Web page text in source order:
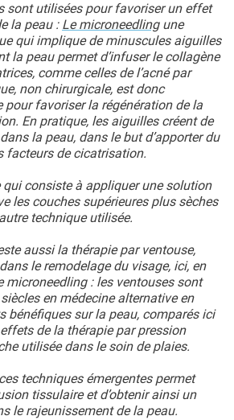
sont utilisées pour favoriser un effet
la peau : Le microneedlingune
qui implique de minuscules aiguilles
la peau permet d’infuser le collagène
comme celles de l’acné par
non chirurgicale, est donc
favoriser la régénération de la
En pratique, les aiguilles créent de
la peau, dans le but d’apporter du
facteurs de cicatrisation.
consiste à appliquer une solution
les couches supérieures plus sèches
technique utilisée.
aussi la thérapie par ventouse,
le remodelage du visage, ici, en
microneedling : les ventouses sont
en médecine alternative en
bénéfiques sur la peau, comparés ici
de la thérapie par pression
utilisée dans le soin de plaies.
techniques émergentes permet
tissulaire et d’obtenir ainsi un
le rajeunissement de la peau.